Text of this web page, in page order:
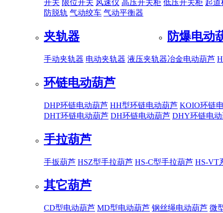
开关 限位开关 风速仪 高压开关柜 低压开关柜 起道
防脱轨 气动绞车 气动平衡器
夹轨器
手动夹轨器 电动夹轨器 液压夹轨器
防爆电动
冶金电动葫芦
环链电动葫芦
DHP环链电动葫芦 HH型环链电动葫芦 KOIO环链
DHT环链电动葫芦 DH环链电动葫芦 DHY环链电
手拉葫芦
手扳葫芦 HSZ型手拉葫芦 HS-C型手拉葫芦 HS-VT
其它葫芦
CD型电动葫芦 MD型电动葫芦 钢丝绳电动葫芦 微